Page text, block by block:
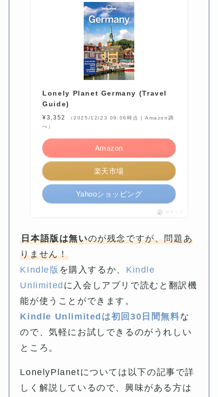
Lonely Planet Germany (Travel
Guide)
¥3,352
（2025/12/23 09:06時点 | Amazon調
べ）
Amazon
楽天市場
Yahooショッピング
ポチップ
日本語版は無いのが残念ですが、問題あ
りません！
KIndle版 を購入するか、 Kindle
Unlimited に入会しアプリで読むと翻訳機
能が使うことができます。
Kindle Unlimitedは初回30日間無料な
ので、気軽にお試しできるのがうれしい
ところ。
LonelyPlanetについては以下の記事で詳
しく解説しているので、興味がある方は